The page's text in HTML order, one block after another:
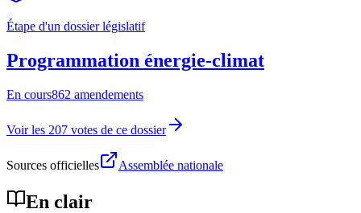
Étape d'un dossier législatif
Programmation énergie-climat
En cours862 amendements
Voir les 207 votes de ce dossier
Sources officielles Assemblée nationale
En clair